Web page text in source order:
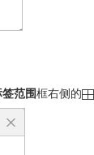
范围框右侧的